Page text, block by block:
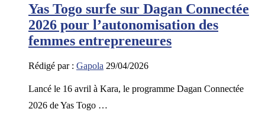
Yas Togo surfe sur Dagan Connectée
2026 pour l’autonomisation des
femmes entrepreneures
Rédigé par : Gapola 29/04/2026
Lancé le 16 avril à Kara, le programme Dagan Connectée
2026 de Yas Togo …